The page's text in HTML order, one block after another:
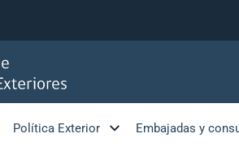
Política Exterior Embajadas y